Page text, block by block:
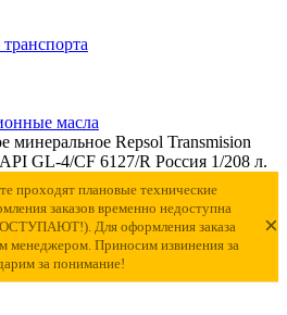
масла
минеральное Repsol Transmision
GL-4/CF 6127/R Россия 1/208 л.
проходят плановые технические
заказов временно недоступна
Для оформления заказа
менеджером. Приносим извинения за
за понимание!
×